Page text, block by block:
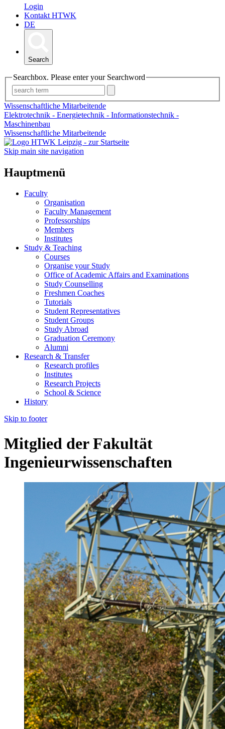
Login
Kontakt HTWK
DE
Search
Searchbox. Please enter your Searchword
Wissenschaftliche Mitarbeitende
Elektrotechnik - Energietechnik - Informationstechnik -
Maschinenbau
Wissenschaftliche Mitarbeitende
Skip main site navigation
Hauptmenü
Faculty
Organisation
Faculty Management
Professorships
Members
Institutes
Study & Teaching
Courses
Organise your Study
Office of Academic Affairs and Examinations
Study Counselling
Freshmen Coaches
Tutorials
Student Representatives
Student Groups
Study Abroad
Graduation Ceremony
Alumni
Research & Transfer
Research profiles
Institutes
Research Projects
School & Science
History
Skip to footer
Mitglied der Fakultät
Ingenieurwissenschaften